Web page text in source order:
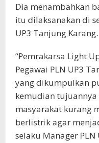
Dia menambahkan
itu dilaksanakan di
UP3 Tanjung Karang.
“Pemrakarsa Light
Pegawai PLN UP3
yang dikumpulkan
kemudian
masyarakat kurang
berlistrik agar
selaku Manager PLN